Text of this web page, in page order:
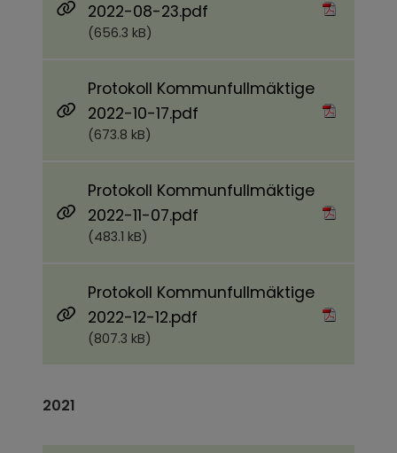
2022-08-23.pdf
(656.3 kB)
Protokoll Kommunfullmäktige
2022-10-17.pdf
(673.8 kB)
Protokoll Kommunfullmäktige
2022-11-07.pdf
(483.1 kB)
Protokoll Kommunfullmäktige
2022-12-12.pdf
(807.3 kB)
2021